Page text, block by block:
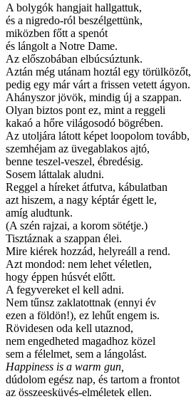
A bolygók hangjait hallgattuk,
és a nigredo-ról beszélgettünk,
miközben főtt a spenót
és lángolt a Notre Dame.
Az előszobában elbúcsúztunk.
Aztán még utánam hoztál egy törülközőt,
pedig egy már várt a frissen vetett ágyon.
Ahányszor jövök, mindig új a szappan.
Olyan biztos pont ez, mint a reggeli
kakaó a hőre világosodó bögrében.
Az utoljára látott képet loopolom tovább,
szemhéjam az üvegablakos ajtó,
benne teszel-veszel, ébredésig.
Sosem láttalak aludni.
Reggel a híreket átfutva, kábulatban
azt hiszem, a nagy képtár égett le,
amíg aludtunk.
(A szén rajzai, a korom sötétje.)
Tisztáznak a szappan élei.
Mire kiérek hozzád, helyreáll a rend.
Azt mondod: nem lehet véletlen,
hogy éppen húsvét előtt.
A fegyvereket el kell adni.
Nem tűnsz zaklatottnak (ennyi év
ezen a földön!), ez lehűt engem is.
Rövidesen oda kell utaznod,
nem engedheted magadhoz közel
sem a félelmet, sem a lángolást.
Happiness is a warm gun,
dúdolom egész nap, és tartom a frontot
az összeesküvés-elméletek ellen.